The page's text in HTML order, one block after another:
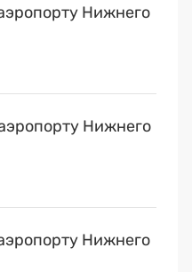
Нижнего
Нижнего
Нижнего